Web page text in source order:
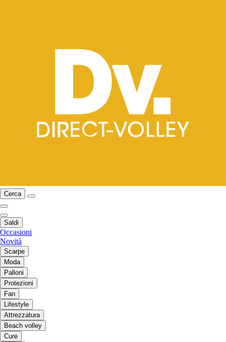
Cerca
Saldi
Occasioni
Novità
Scarpe
Moda
Palloni
Protezioni
Fan
Lifestyle
Attrezzatura
Beach volley
Cure